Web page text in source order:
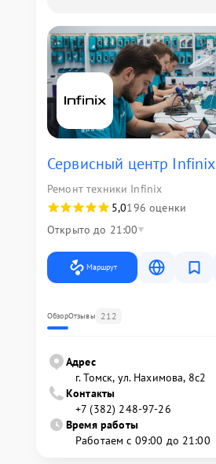
Сервисный центр Infinix
Ремонт техники Infinix
5,0196 оценки
Открыто до 21:00
Маршрут
ОбзорОтзывы 212
Адрес
г. Томск, ул. Нахимова, 8с2
Контакты
+7 (382) 248-97-26
Время работы
Работаем с 09:00 до 21:00